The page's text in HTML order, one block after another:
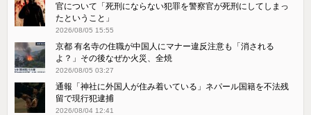
官について「死刑にならない犯罪を警察官が死刑にしてしまっ
たということ」
2026/08/05 15:55
京都 有名寺の住職が中国人にマナー違反注意も「消される
よ？」その後なぜか火災、全焼
2026/08/05 03:27
通報「神社に外国人が住み着いている」ネパール国籍を不法残
留で現行犯逮捕
2026/08/04 12:41